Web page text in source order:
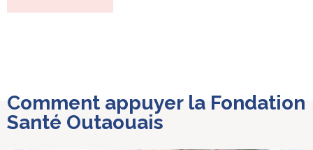
Comment appuyer la Fondation
Santé Outaouais